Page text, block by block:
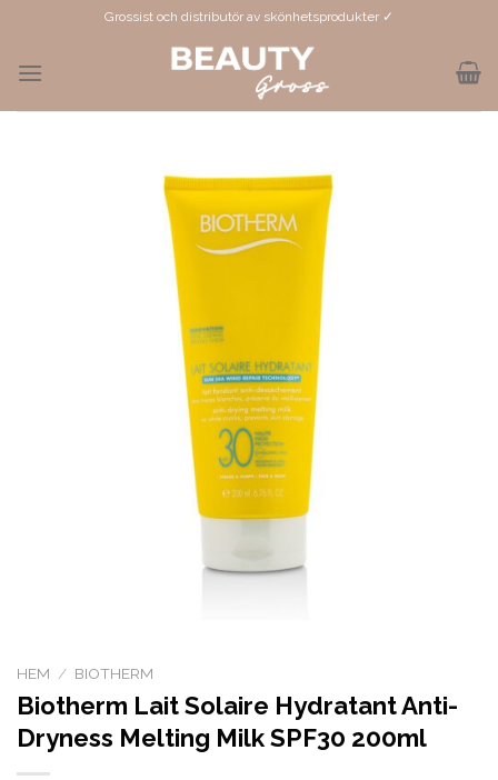
content
Grossist och distributör av skönhetsprodukter ✓
HEM / BIOTHERM
Biotherm Lait Solaire Hydratant Anti-
Dryness Melting Milk SPF30 200ml